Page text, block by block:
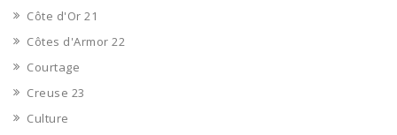
Côte d'Or 21
Côtes d'Armor 22
Courtage
Creuse 23
Culture